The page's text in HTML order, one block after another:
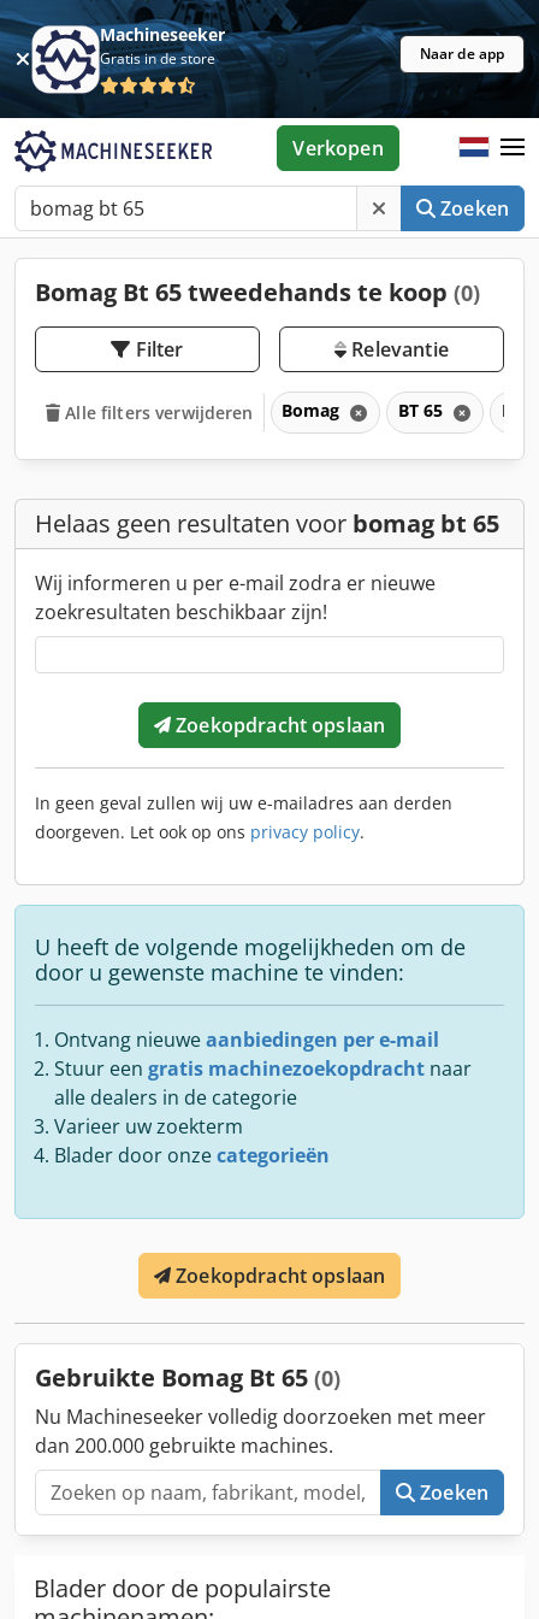
Machineseeker
Gratis in de store Naar de app
Zoeken
Verkopen
Bomag Bt 65 tweedehands te koop (0)
Filter Relevantie
Alle filters verwijderen Bomag BT 65 BT
Helaas geen resultaten voor bomag bt 65
Wij informeren u per e-mail zodra er nieuwe
zoekresultaten beschikbaar zijn!
Zoekopdracht opslaan
In geen geval zullen wij uw e-mailadres aan derden
doorgeven. Let ook op ons privacy policy.
U heeft de volgende mogelijkheden om de
door u gewenste machine te vinden:
Ontvang nieuweaanbiedingen per e-mail
Stuur een gratis machinezoekopdracht naar
alle dealers in de categorie
Varieer uw zoekterm
Blader door onzecategorieën
Zoekopdracht opslaan
Gebruikte Bomag Bt 65 (0)
Nu Machineseeker volledig doorzoeken met meer
dan 200.000 gebruikte machines.
Zoeken
Blader door de populairste